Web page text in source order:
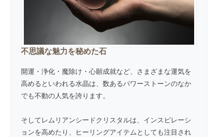
不思議な魅力を秘めた石
開運・浄化・魔除け・心願成就など、さまざまな運気を
高めるといわれる水晶は、数あるパワーストーンのなか
でも不動の人気を誇ります。
そしてレムリアンシードクリスタルは、インスピレーシ
ョンを高めたり、ヒーリングアイテムとしても注目され